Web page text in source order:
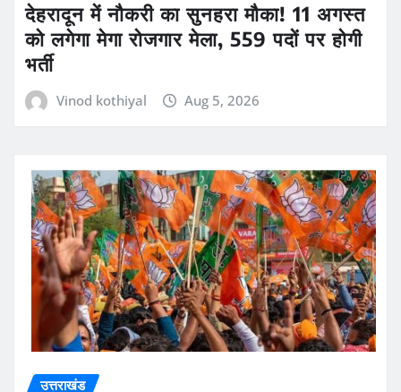
देहरादून में नौकरी का सुनहरा मौका! 11 अगस्त
को लगेगा मेगा रोजगार मेला, 559 पदों पर होगी
भर्ती
Vinod kothiyal Aug 5, 2026
उत्तराखंड